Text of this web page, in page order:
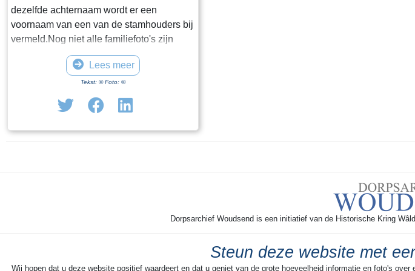
dezelfde achternaam wordt er een
voornaam van een van de stamhouders bij
vermeld.Nog niet alle familiefoto's zijn
gerebruceerd per juiste familie. Daarom
hebben we nog een venster "Diverse
families". Bijgaande foto is van familie
Westerhof.
Lees meer
Tekst: © Foto: ©
Dorpsarchief Woudsend is een initiatief van de Historische Kring
Steun deze website met
Wij hopen dat u deze website positief waardeert en dat u geniet van de grote hoeveelheid informatie en foto's